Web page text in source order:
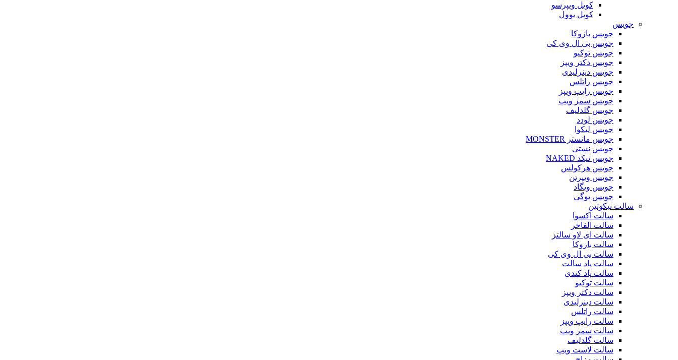
کویل ویپرسو
کویل یوول
جویس‌
جویس بازوکا
جویس بی ال وی کی
جویس توکیو
جویس دکتر ویپز
جویس دینرلیدی
جویس راتلس
جویس رایپ ویپز
جویس سمز ویپ
جویس گلدلیف
جویس لودد
جویس لیکوا
جویس مانستر MONSTER
جویس نستی
جویس نیکد NAKED
جویس هرکولس
جویس ویپرتن
جویس ویگاد
جویس یوگی
سالت نیکوتین
سالت اکسوا
سالت الفاخر
سالت ای لاو سالتز
سالت بازوکا
سالت بی ال وی کی
سالت پاد سالت
سالت پاد کندی
سالت توکیو
سالت دکتر ویپز
سالت دینرلیدی
سالت راتلس
سالت رایپ ویپز
سالت سمز ویپ
سالت گلدلیف
سالت لاست ویپ